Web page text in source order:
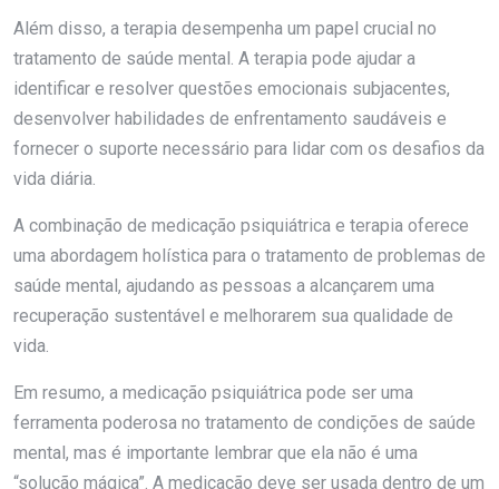
Além disso, a terapia desempenha um papel crucial no
tratamento de saúde mental. A terapia pode ajudar a
identificar e resolver questões emocionais subjacentes,
desenvolver habilidades de enfrentamento saudáveis ​​e
fornecer o suporte necessário para lidar com os desafios da
vida diária.
A combinação de medicação psiquiátrica e terapia oferece
uma abordagem holística para o tratamento de problemas de
saúde mental, ajudando as pessoas a alcançarem uma
recuperação sustentável e melhorarem sua qualidade de
vida.
Em resumo, a medicação psiquiátrica pode ser uma
ferramenta poderosa no tratamento de condições de saúde
mental, mas é importante lembrar que ela não é uma
“solução mágica”. A medicação deve ser usada dentro de um